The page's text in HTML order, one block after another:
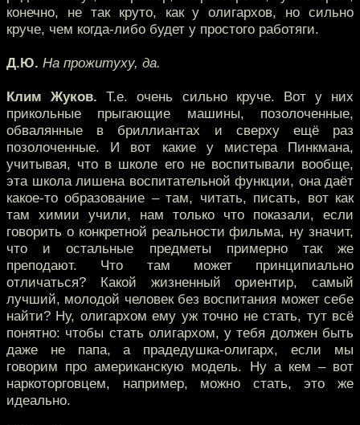
конечно, не так круто, как у олигархов, но сильно
круче, чем когда-либо будет у простого работяги.
Д.Ю. На прожитуху, да.
Клим Жуков. Т.е. очень сильно круче. Вот у них
прикольные прыгающие машины, позолоченные,
обвалянные в бриллиантах и сверху ещё раз
позолоченные. И вот какие у мистера Пинкмана,
учитывая, что в школе его не воспитывали вообще,
эта школа лишена воспитательной функции, она даёт
какое-то образование – там, читать, писать, вот как
там химии учили, нам только что показали, если
говорить о конкретной реальности фильма, ну значит,
что и остальные предметы примерно так же
преподают. Что там может принципиально
отличаться? Какой жизненный ориентир, самый
лучший, молодой человек без воспитания может себе
найти? Ну, олигархом ему уж точно не стать, тут всё
понятно: чтобы стать олигархом, у тебя должен быть
даже не папа, а прадедушка-олигарх, если мы
говорим про американскую модель. Ну а кем – вот
наркоторговцем, например, можно стать, это же
идеально.